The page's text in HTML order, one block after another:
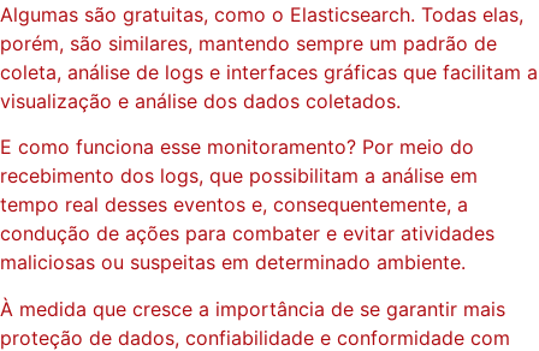
Algumas são gratuitas, como o Elasticsearch. Todas elas,
porém, são similares, mantendo sempre um padrão de
coleta, análise de logs e interfaces gráficas que facilitam a
visualização e análise dos dados coletados.
E como funciona esse monitoramento? Por meio do
recebimento dos logs, que possibilitam a análise em
tempo real desses eventos e, consequentemente, a
condução de ações para combater e evitar atividades
maliciosas ou suspeitas em determinado ambiente.
À medida que cresce a importância de se garantir mais
proteção de dados, confiabilidade e conformidade com